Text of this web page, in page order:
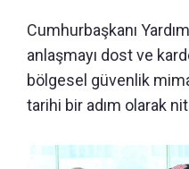
Cumhurbaşkanı
anlaşmayı dost ve
bölgesel güvenlik
tarihi bir adım olarak